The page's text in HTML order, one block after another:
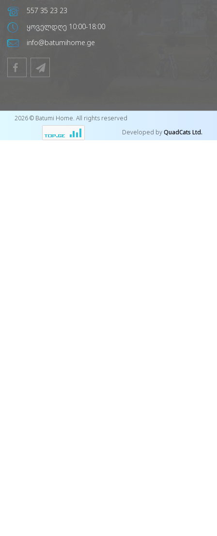
557 35 23 23
ყოველდღე 10:00-18:00
info@batumihome.ge
2026 © Batumi Home. All rights reserved
Developed byQuadCats Ltd.